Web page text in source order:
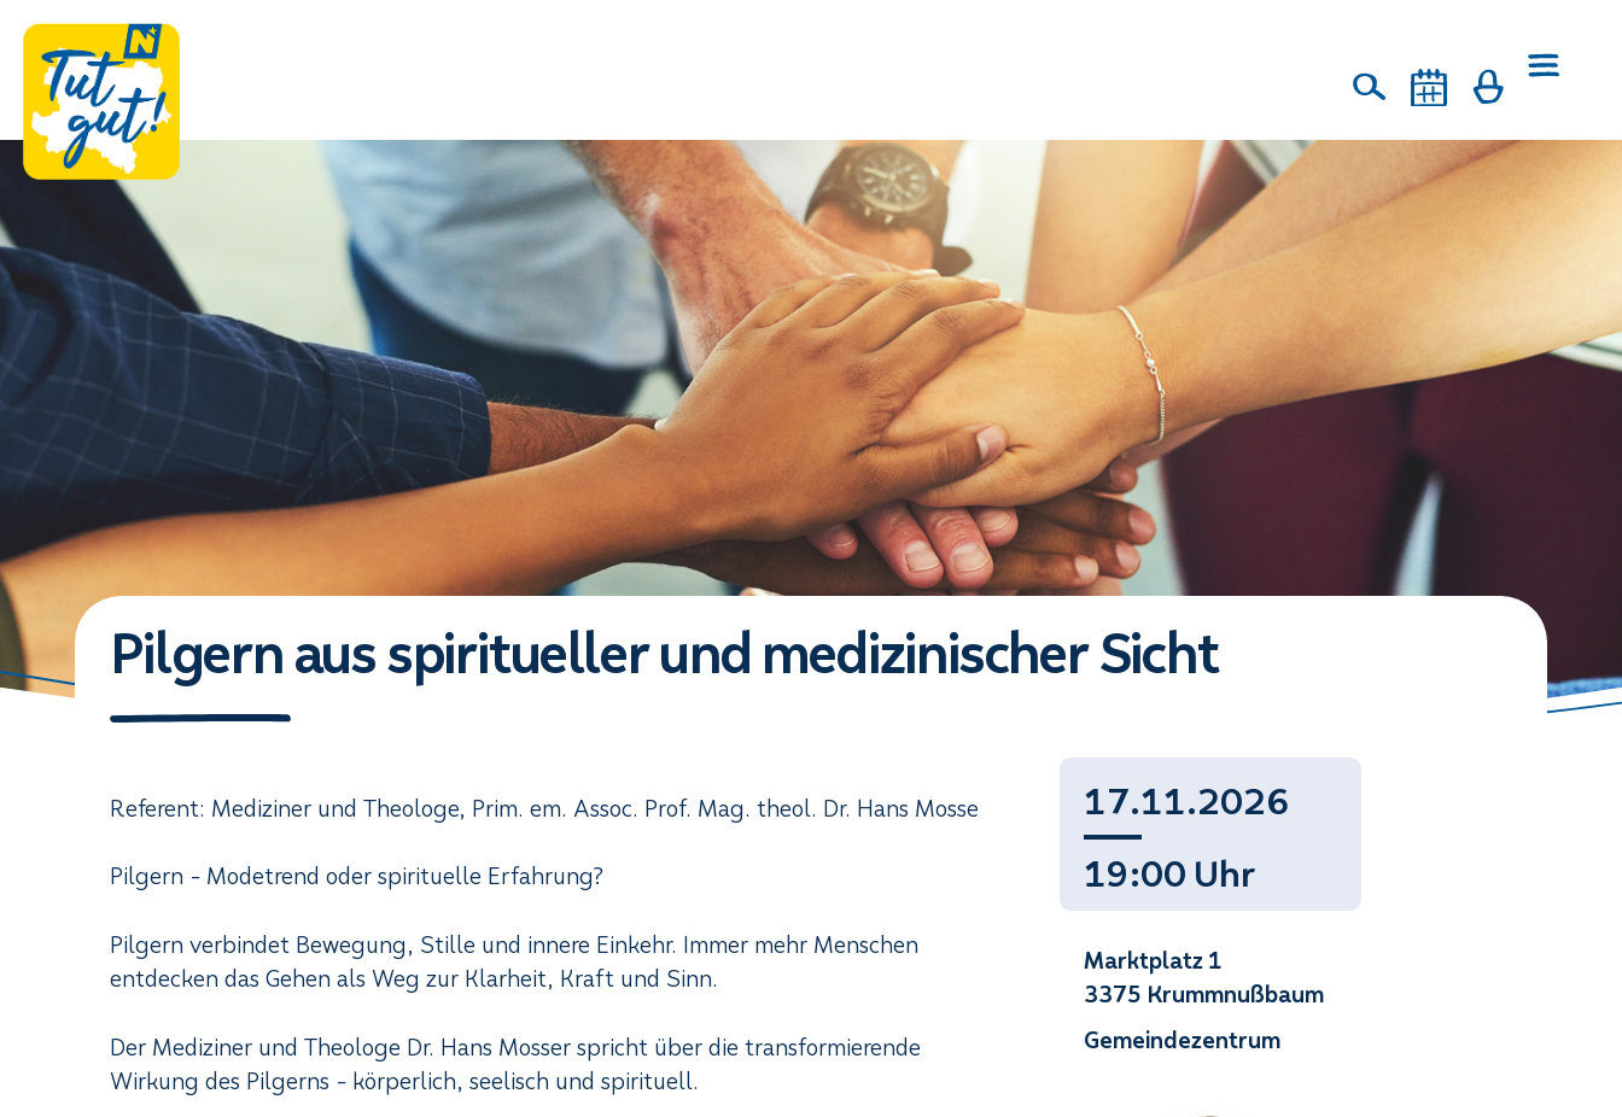
Pilgern aus spiritueller und medizinischer Sicht
Referent: Mediziner und Theologe, Prim. em. Assoc. Prof. Mag. theol. Dr. Hans Mosse
Pilgern - Modetrend oder spirituelle Erfahrung?
Pilgern verbindet Bewegung, Stille und innere Einkehr. Immer mehr Menschen
entdecken das Gehen als Weg zur Klarheit, Kraft und Sinn.
Der Mediziner und Theologe Dr. Hans Mosser spricht über die transformierende
Wirkung des Pilgerns - körperlich, seelisch und spirituell.
17.11.2026
19:00 Uhr
Marktplatz 1
3375 Krummnußbaum
Gemeindezentrum